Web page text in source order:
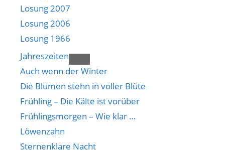
Losung 2007
Losung 2006
Losung 1966
Jahreszeiten
Auch wenn der Winter
Die Blumen stehn in voller Blüte
Frühling – Die Kälte ist vorüber
Frühlingsmorgen – Wie klar …
Löwenzahn
Sternenklare Nacht